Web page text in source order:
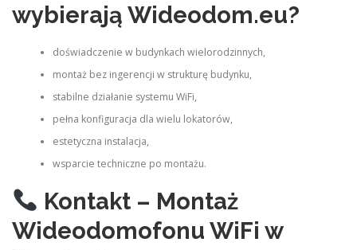
wybierają Wideodom.eu?
doświadczenie w budynkach wielorodzinnych,
montaż bez ingerencji w strukturę budynku,
stabilne działanie systemu WiFi,
pełna konfiguracja dla wielu lokatorów,
estetyczna instalacja,
wsparcie techniczne po montażu.
Kontakt – Montaż
Wideodomofonu WiFi w